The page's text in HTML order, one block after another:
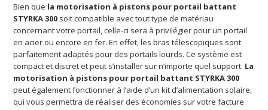
Bien que la motorisation à pistons pour portail battant
STYRKA 300 soit compatible avec tout type de matériau
concernant votre portail, celle-ci sera à privilégier pour un portail
en acier ou encore en fer. En effet, les bras télescopiques sont
parfaitement adaptés pour des portails lourds. Ce système est
compact et discret et peut s’installer sur n’importe quel support. La
motorisation à pistons pour portail battant STYRKA 300
peut également fonctionner à l’aide d’un kit d’alimentation solaire,
qui vous permettra de réaliser des économies sur votre facture